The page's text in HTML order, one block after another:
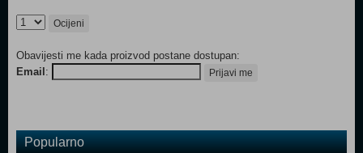
Ocijeni
Obavijesti me kada proizvod postane dostupan:
Email : Prijavi me
Popularno